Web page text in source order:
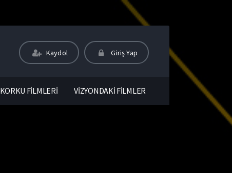
Kaydol Giriş Yap
KORKU FİLMLERİ VİZYONDAKİ FİLMLER